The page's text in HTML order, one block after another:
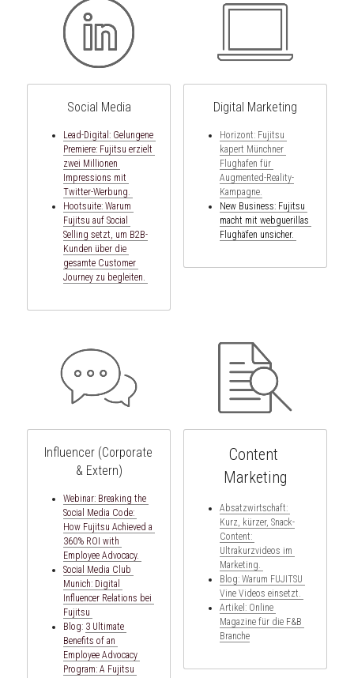
Social Media
Lead-Digital: Gelungene
Premiere: Fujitsu erzielt
zwei Millionen
Impressions mit
Twitter-Werbung.
Hootsuite: Warum
Fujitsu auf Social
Selling setzt, um B2B-
Kunden über die
gesamte Customer
Journey zu begleiten.
Digital Marketing
Horizont: Fujitsu
kapert Münchner
Flughafen für
Augmented-Reality-
Kampagne.
New Business: Fujitsu
macht mit webguerillas
Flughäfen unsicher.
Influencer (Corporate
& Extern)
Webinar: Breaking the
Social Media Code:
How Fujitsu Achieved a
360% ROI with
Employee Advocacy.
Social Media Club
Munich: Digital
Influencer Relations bei
Fujitsu
Blog: 3 Ultimate
Benefits of an
Employee Advocacy
Program: A Fujitsu
Content
Marketing
Absatzwirtschaft:
Kurz, kürzer, Snack-
Content:
Ultrakurzvideos im
Marketing.
Blog: Warum FUJITSU
Vine Videos einsetzt.
Artikel: Online
Magazine für die F&B
Branche